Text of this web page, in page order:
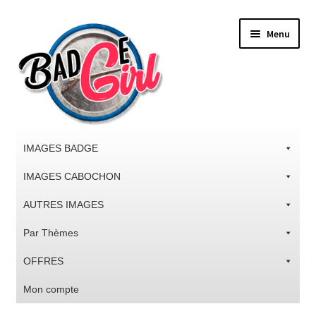
la
navigation
contenu
Menu
IMAGES BADGE
IMAGES CABOCHON
AUTRES IMAGES
Par Thèmes
OFFRES
Mon compte